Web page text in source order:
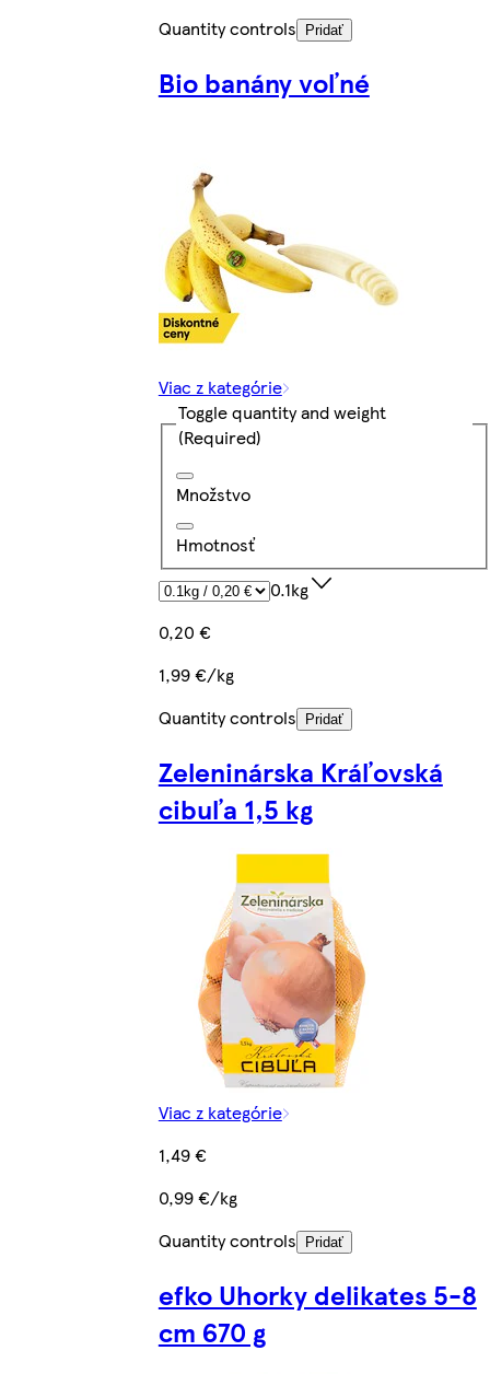
Quantity controls
Pridať
Bio banány voľné
Viac z kategórie
Toggle quantity and weight
(Required)
Množstvo
Hmotnosť
0.1kg
0,20 €
1,99 €/kg
Quantity controls
Pridať
Zeleninárska Kráľovská
cibuľa 1,5 kg
Viac z kategórie
1,49 €
0,99 €/kg
Quantity controls
Pridať
efko Uhorky delikates 5-8
cm 670 g